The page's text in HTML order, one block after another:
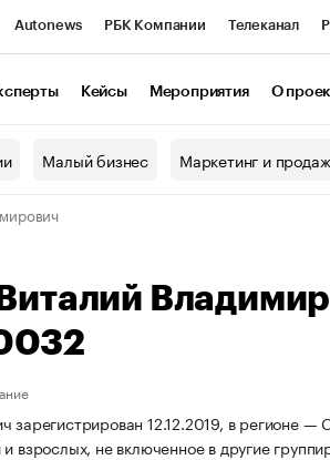
Autonews РБК Компании Телеканал
Кейсы Мероприятия О
Малый бизнес Маркетинг и
12.12.2019, в регионе —
взрослых, не включенное в другие